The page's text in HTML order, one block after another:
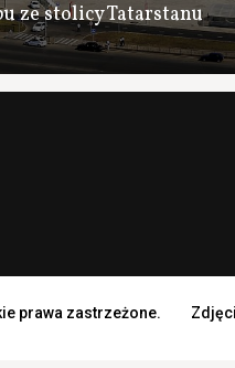
ze stolicy Tatarstanu
prawa zastrzeżone.